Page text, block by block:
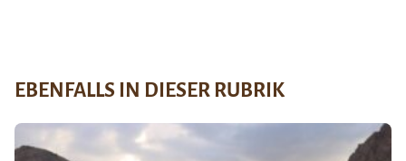
EBENFALLS IN DIESER RUBRIK